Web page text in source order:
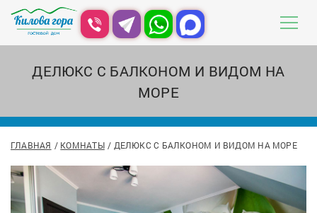
ДЕЛЮКС С БАЛКОНОМ И ВИДОМ НА
МОРЕ
ГЛАВНАЯ КОМНАТЫ ДЕЛЮКС С БАЛКОНОМ И ВИДОМ НА МОРЕ